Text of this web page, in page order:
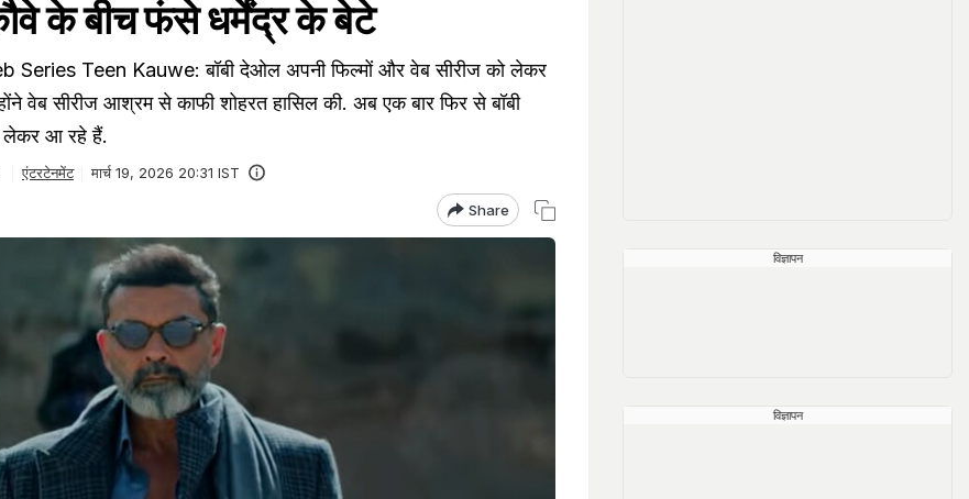
के बीच फंसे धर्मेंद्र के बेटे
Teen Kauwe: बॉबी देओल अपनी फिल्मों और वेब सीरीज को लेकर
वेब सीरीज आश्रम से काफी शोहरत हासिल की. अब एक बार फिर से बॉबी
लेकर आ रहे हैं.
एंटरटेनमेंट मार्च 19, 2026 20:31 IST
Share
विज्ञापन
विज्ञापन